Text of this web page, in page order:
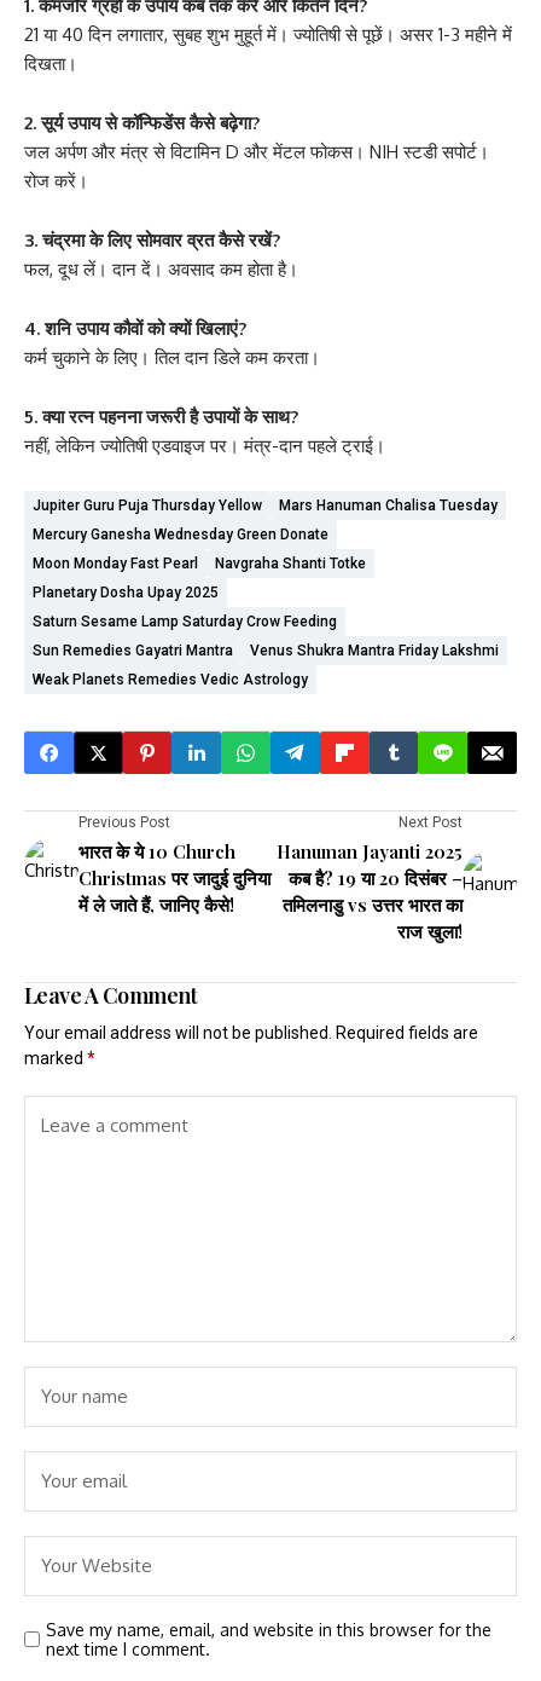
1. कमजोर ग्रहों के उपाय कब तक करें और कितने दिन?
21 या 40 दिन लगातार, सुबह शुभ मुहूर्त में। ज्योतिषी से पूछें। असर 1-3 महीने में
दिखता।
2. सूर्य उपाय से कॉन्फिडेंस कैसे बढ़ेगा?
जल अर्पण और मंत्र से विटामिन D और मेंटल फोकस। NIH स्टडी सपोर्ट।
रोज करें।
3. चंद्रमा के लिए सोमवार व्रत कैसे रखें?
फल, दूध लें। दान दें। अवसाद कम होता है।
4. शनि उपाय कौवों को क्यों खिलाएं?
कर्म चुकाने के लिए। तिल दान डिले कम करता।
5. क्या रत्न पहनना जरूरी है उपायों के साथ?
नहीं, लेकिन ज्योतिषी एडवाइज पर। मंत्र-दान पहले ट्राई।
Jupiter Guru Puja Thursday Yellow
Mars Hanuman Chalisa Tuesday
Mercury Ganesha Wednesday Green Donate
Moon Monday Fast Pearl
Navgraha Shanti Totke
Planetary Dosha Upay 2025
Saturn Sesame Lamp Saturday Crow Feeding
Sun Remedies Gayatri Mantra
Venus Shukra Mantra Friday Lakshmi
Weak Planets Remedies Vedic Astrology
Previous Post
भारत के ये 10 Church
Christmas पर जादुई दुनिया
में ले जाते हैं, जानिए कैसे!
Next Post
Hanuman Jayanti 2025
कब है? 19 या 20 दिसंबर –
तमिलनाडु vs उत्तर भारत का
राज खुला!
Leave A Comment
Your email address will not be published.
Required fields are
marked *
Save my name, email, and website in this browser for the
next time I comment.